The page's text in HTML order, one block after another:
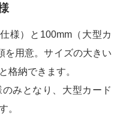
様）と100mm（大型カ
を用意。サイズの大きい
格納できます。
みとなり、大型カード
。